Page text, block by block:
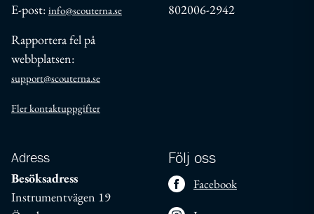
E-post: info@scouterna.se
Rapportera fel på
webbplatsen:
support@scouterna.se
Fler kontaktuppgifter
802006-2942
Adress
Besöksadress
Instrumentvägen 19
Följ oss
Facebook